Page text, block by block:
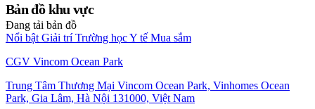
Bản đồ khu vực
Đang tải bản đồ
Nổi bật Giải trí Trường họcY tế Mua sắm
CGV Vincom Ocean Park
Trung Tâm Thương Mại Vincom Ocean Park, Vinhomes Ocean
Park, Gia Lâm, Hà Nội 131000, Việt Nam